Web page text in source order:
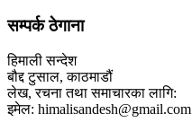
सम्पर्क ठेगाना
हिमाली सन्देश
बौद्द टुसाल, काठमाडौं
लेख, रचना तथा समाचारका लागि:
इमेल: himalisandesh@gmail.com